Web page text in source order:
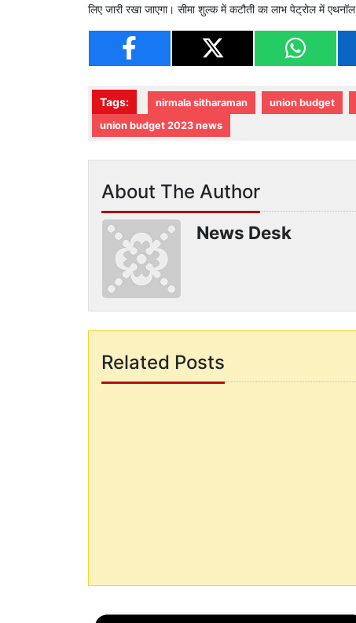
लिए जारी रखा जाएगा। सीमा शुल्क में कटौती का लाभ पेट्रोल में
Tags: nirmala sitharaman union budget
union budget 2023 news
About The Author
News Desk
Related Posts